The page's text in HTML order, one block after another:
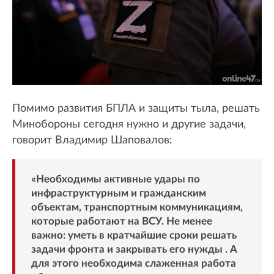
Помимо развития БПЛА и защиты тыла, решать
Минобороны сегодня нужно и другие задачи,
говорит Владимир Шаповалов:
«Необходимы активные удары по
инфраструктурным и гражданским
объектам, транспортным коммуникациям,
которые работают на ВСУ. Не менее
важно: уметь в кратчайшие сроки решать
задачи фронта и закрывать его нужды . А
для этого необходима слаженная работа